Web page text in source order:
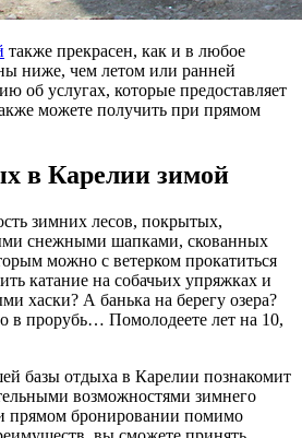
также прекрасен, как и в любое
ниже, чем летом или ранней
об услугах, которые предоставляет
можете получить при прямом
в Карелии зимой
зимних лесов, покрытых,
снежными шапками, скованных
можно с ветерком прокатиться
катание на собачьих упряжках и
хаски? А банька на берегу озера?
в прорубь… Помолодеете лет на 10,
базы отдыха в Карелии познакомит
возможностями зимнего
прямом бронировании помимо